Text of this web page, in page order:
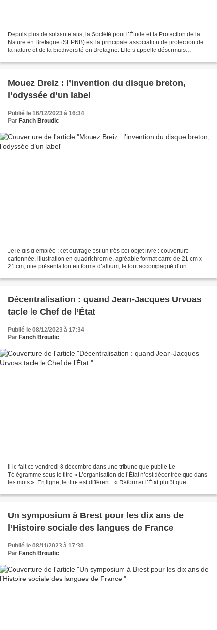
Depuis plus de soixante ans, la Société pour l’Étude et la Protection de la
Nature en Bretagne (SEPNB) est la principale association de protection de
la nature et de la biodiversité en Bretagne. Elle s’appelle désormais
Mouez Breiz : l’invention du disque breton,
l’odyssée d’un label
Publié le 16/12/2023 à 16:34
Par Fanch Broudic
Je le dis d’emblée : cet ouvrage est un très bel objet livre : couverture
cartonnée, illustration en quadrichromie, agréable format carré de 21 cm x
21 cm, une présentation en forme d’album, le tout accompagné d’un
Décentralisation : quand Jean-Jacques Urvoas
tacle le Chef de l’État
Publié le 08/12/2023 à 17:34
Par Fanch Broudic
Il le fait ce vendredi 8 décembre dans une tribune que publie Le
Télégramme sous le titre « L’organisation de l’État n’est décentrée que dans
les mots ». En ligne, le titre est différent : « Réformer l’État plutôt que
Un symposium à Brest pour les dix ans de
l’Histoire sociale des langues de France
Publié le 08/11/2023 à 17:30
Par Fanch Broudic